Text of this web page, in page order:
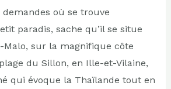
où se trouve
paradis, sache qu’il se situe
Malo, sur la magnifique côte
du Sillon, en Ille-et-Vilaine,
qui évoque la Thaïlande tout en